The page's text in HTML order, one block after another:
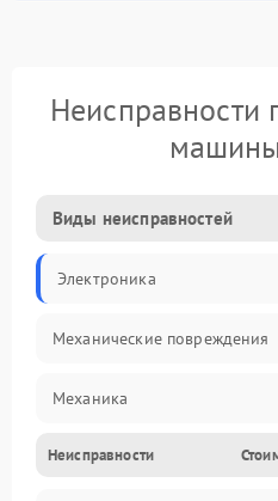
Неисправности
Виды неисправностей
Электроника
Механические повреждения
Механика
Управление
Неисправности